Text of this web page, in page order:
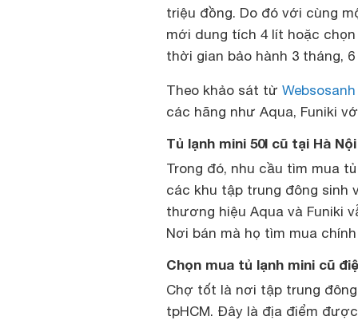
triệu đồng. Do đó với cùng
mới dung tích 4 lít hoặc
thời gian bảo hành 3 tháng,
Theo khảo sát từ Websosanh
các hãng như Aqua, Funiki
Tủ lạnh mini 50l cũ tại Hà
Trong đó, nhu cầu tìm mua
các khu tập trung đông sinh
thương hiệu Aqua và Funiki
Nơi bán mà họ tìm mua
Chọn mua tủ lạnh mini cũ
Chợ tốt là nơi tập trung
tpHCM. Đây là địa điểm